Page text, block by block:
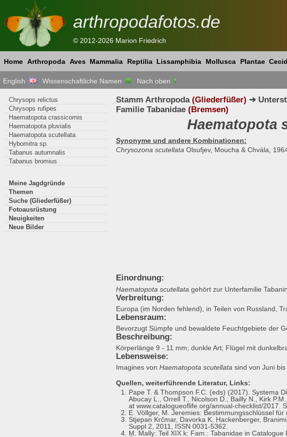
arthropodafotos.de
© 2012-2026 Marion Friedrich
Home Arthropoda Aves Mammalia Reptilia Lissamphibia Mollusca Plantae
English Wissenschaftliche Namen Nach oben
Stamm Arthropoda (Gliederfüßer) ➔
Familie Tabanidae (Bremsen)
Haematopota
Synonyme und andere Kombinationen:
Chrysozona scutellata Olsufjev, Moucha & Chvála,
Einordnung:
Haematopota scutellata gehört zur Unterfamilie
Verbreitung:
Europa (im Norden fehlend), in Teilen von Russland,
Lebensraum:
Bevorzugt Sümpfe und bewaldete Feuchtgebiete der
Beschreibung:
Körperlänge 9 - 11 mm; dunkle Art; Flügel mit
Lebensweise:
Imagines von Haematopota scutellata sind von Juni
Quellen, weiterführende Literatur, Links:
Pape T. & Thompson F.C. (eds) (2017). Systema
Abucay L., Orrell T., Nicolson D., Bailly N., Kirk
at www.catalogueoflife.org/annual-checklist/2017.
E. Völlger, M. Jeremies: Bestimmungsschlüssel
Stjepan Krčmar, Davorka K. Hackenberger,
Suppl 2, 2011, ISSN 0031-5362.
M. Mally: Teil XIX k: Fam.: Tabanidae in
Chrysops relictus
Chrysops rufipes
Haematopota crassicornis
Haematopota pluvialis
Haematopota scutellata
Hybomitra sp.
Tabanus autumnalis
Tabanus bromius
Meine Jagdgründe
Themen
Suche (Gliederfüßer)
Fotoausrüstung
Neuigkeiten
Neue Bilder